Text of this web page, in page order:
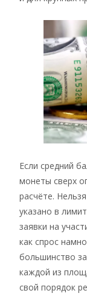
Если средний
монеты сверх
расчёте.
указано в
заявки на
как спрос
большинство
каждой из
свой порядок